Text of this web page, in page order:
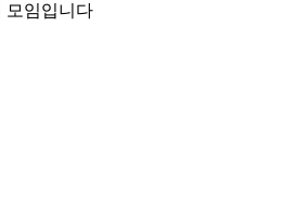
모임입니다